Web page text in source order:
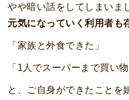
やや暗い話をしてしまいま
元気になっていく利用者も
「家族と外食できた」
「1人でスーパーまで買い
と、ご自身ができたことを